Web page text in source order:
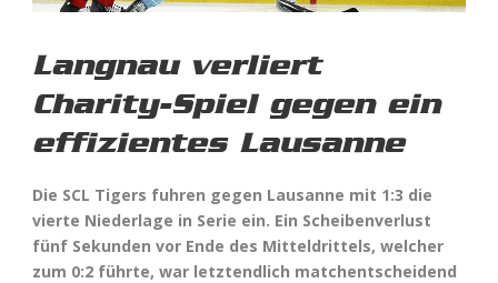
Langnau verliert
Charity-Spiel gegen ein
effizientes Lausanne
Die SCL Tigers fuhren gegen Lausanne mit 1:3 die
vierte Niederlage in Serie ein. Ein Scheibenverlust
fünf Sekunden vor Ende des Mitteldrittels, welcher
zum 0:2 führte, war letztendlich matchentscheidend